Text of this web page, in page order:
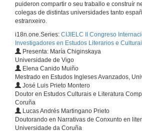
puideron compartir o seu traballo e construír
colegas de distintas universidades tanto
estranxeiro.
i18n.one.Series: CIJIELC II Congreso
Investigadores en Estudos Literarios e
Presenta: María Chiginskaya
Universidade de Vigo
Elena Canido Muiño
Mestrado en Estudos Ingleses Avanzados,
José Luis Prieto Montero
Doutor en Estudos Culturais e Literatura
Coruña
Lucas Andrés Martingano Prieto
Doutorando en Narrativas de Conxunto en
Universidade da Coruña